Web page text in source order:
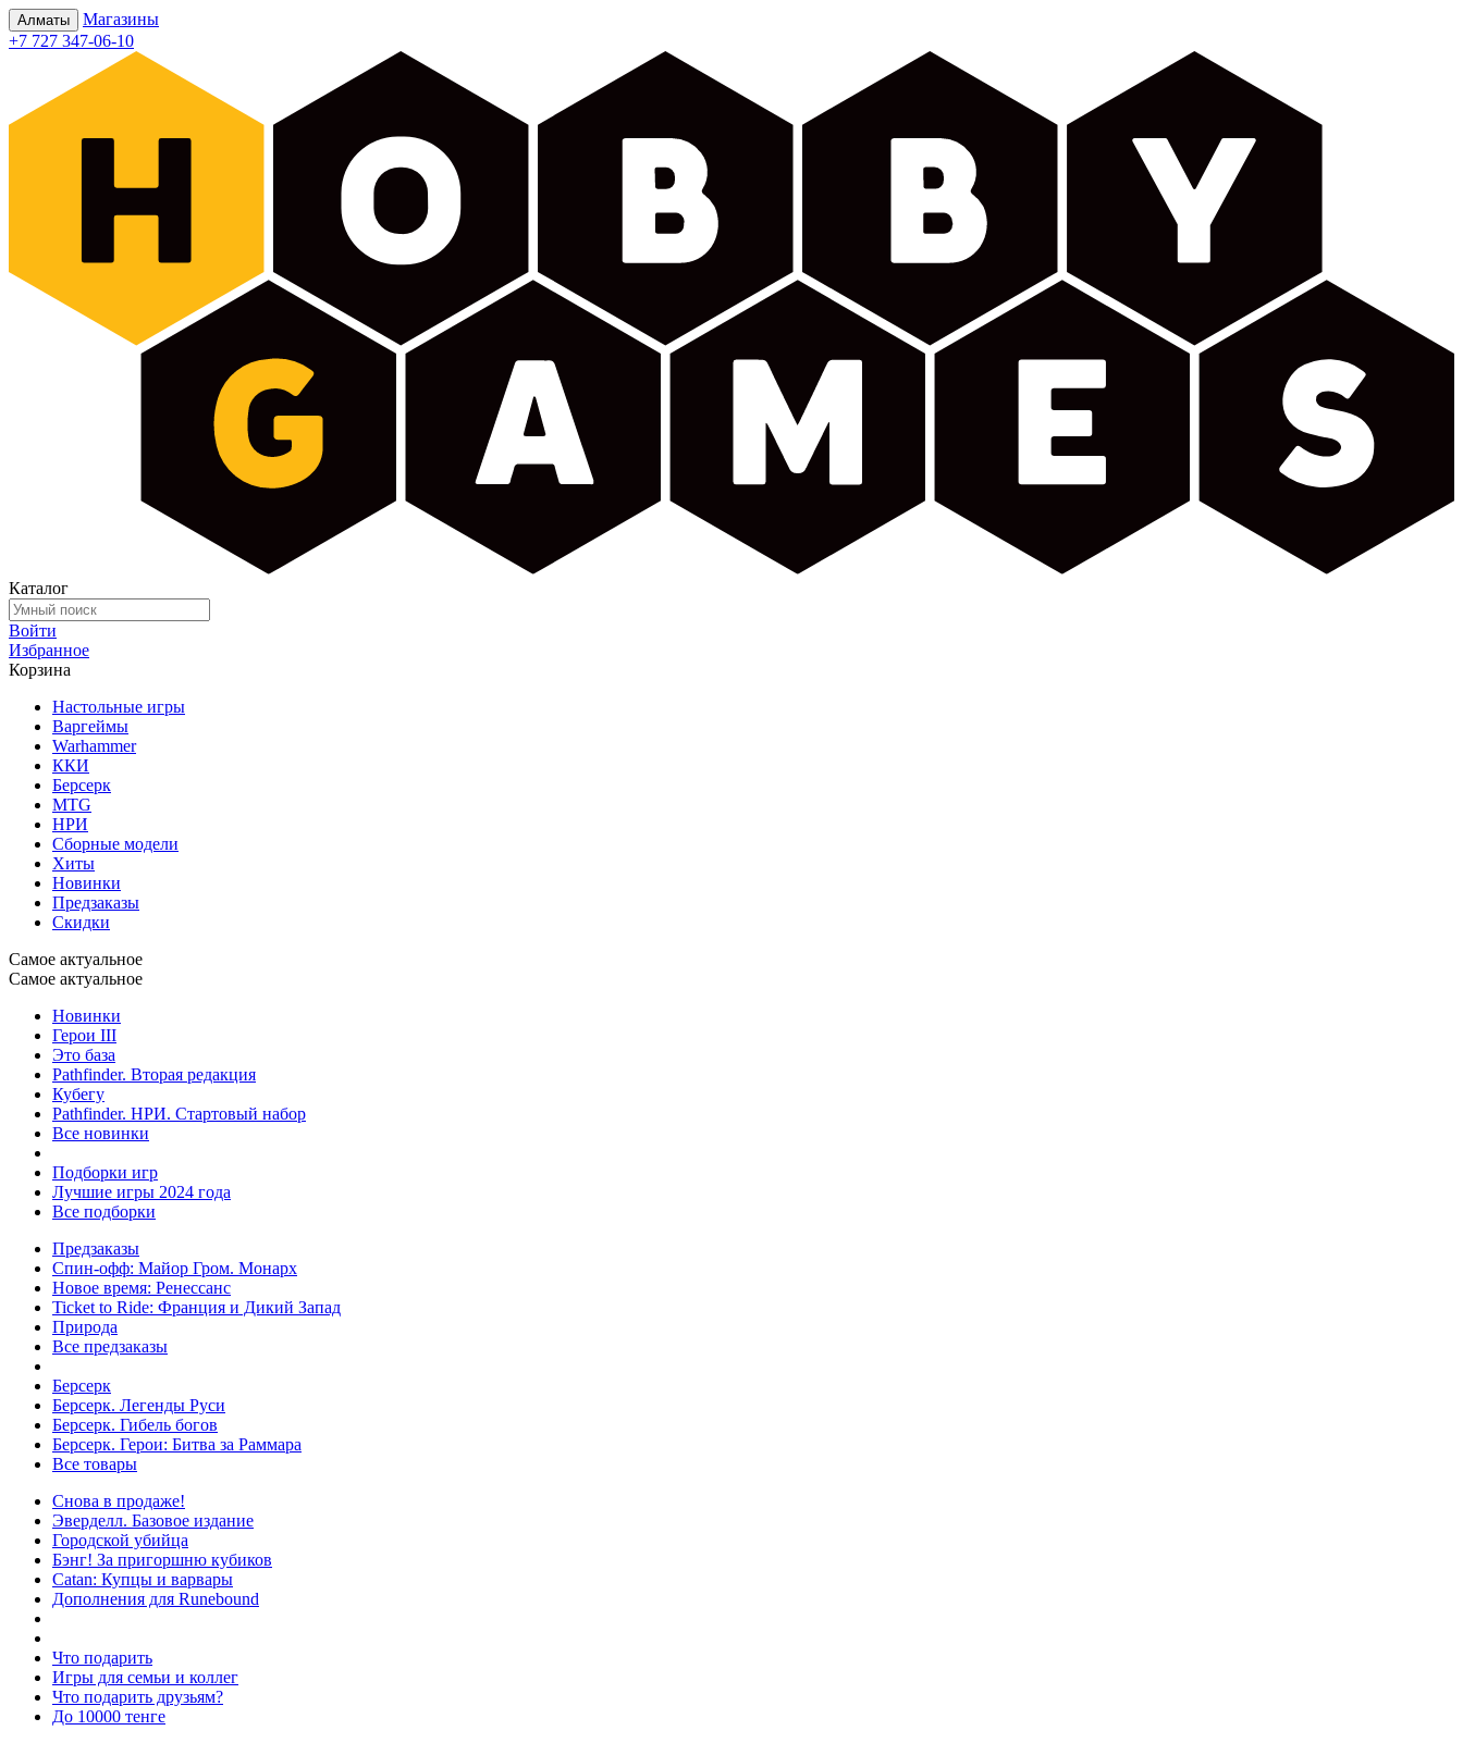
Алматы
Магазины
+7 727 347-06-10
Каталог
Войти
Избранное
Корзина
Настольные игры
Варгеймы
Warhammer
ККИ
Берсерк
MTG
НРИ
Сборные модели
Хиты
Новинки
Предзаказы
Скидки
Самое актуальное
Самое актуальное
Новинки
Герои III
Это база
Pathfinder. Вторая редакция
Кубегу
Pathfinder. НРИ. Стартовый набор
Все новинки
Подборки игр
Лучшие игры 2024 года
Все подборки
Предзаказы
Спин-офф: Майор Гром. Монарх
Новое время: Ренессанс
Ticket to Ride: Франция и Дикий Запад
Природа
Все предзаказы
Берсерк
Берсерк. Легенды Руси
Берсерк. Гибель богов
Берсерк. Герои: Битва за Раммара
Все товары
Снова в продаже!
Эверделл. Базовое издание
Городской убийца
Бэнг! За пригоршню кубиков
Catan: Купцы и варвары
Дополнения для Runebound
Что подарить
Игры для семьи и коллег
Что подарить друзьям?
До 10000 тенге